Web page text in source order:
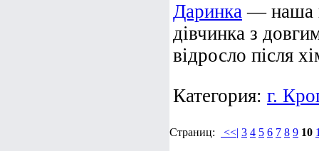
Даринка — наша
дівчинка з
відросло після
Категория: г.
Страниц: <<| 3 4 5 6 7 8 9 10